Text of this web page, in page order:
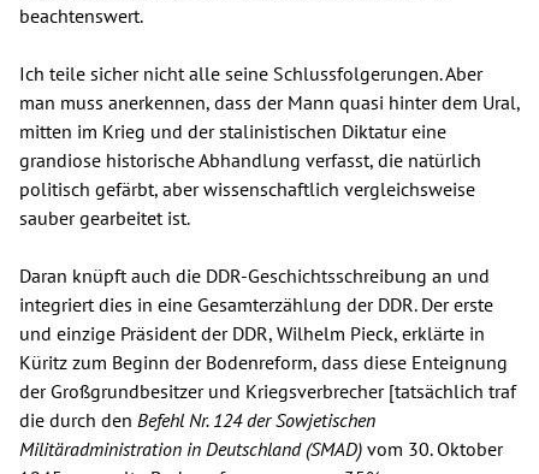
beachtenswert.
Ich teile sicher nicht alle seine Schlussfolgerungen. Aber
man muss anerkennen, dass der Mann quasi hinter dem Ural,
mitten im Krieg und der stalinistischen Diktatur eine
grandiose historische Abhandlung verfasst, die natürlich
politisch gefärbt, aber wissenschaftlich vergleichsweise
sauber gearbeitet ist.
Daran knüpft auch die DDR-Geschichtsschreibung an und
integriert dies in eine Gesamterzählung der DDR. Der erste
und einzige Präsident der DDR, Wilhelm Pieck, erklärte in
Küritz zum Beginn der Bodenreform, dass diese Enteignung
der Großgrundbesitzer und Kriegsverbrecher [tatsächlich traf
die durch den Befehl Nr. 124 der Sowjetischen
Militäradministration in Deutschland (SMAD) vom 30. Oktober